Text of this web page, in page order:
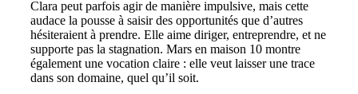
Clara peut parfois agir de manière impulsive, mais cette
audace la pousse à saisir des opportunités que d’autres
hésiteraient à prendre. Elle aime diriger, entreprendre, et ne
supporte pas la stagnation. Mars en maison 10 montre
également une vocation claire : elle veut laisser une trace
dans son domaine, quel qu’il soit.